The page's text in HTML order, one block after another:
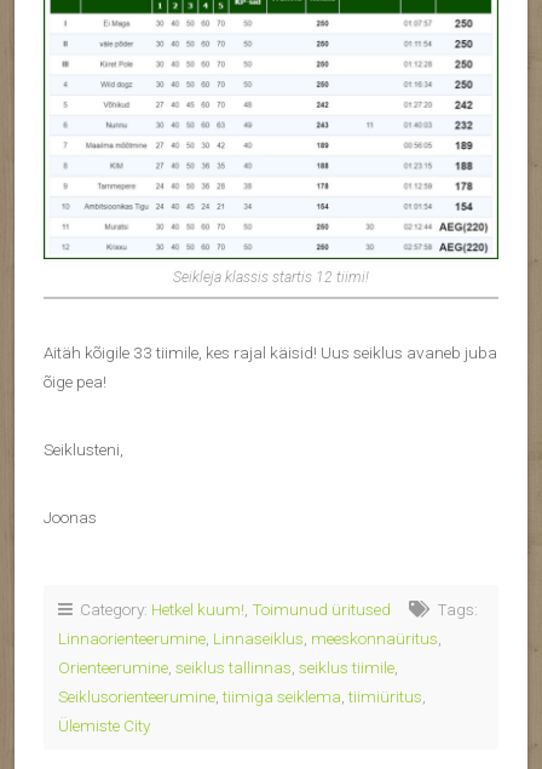
Seikleja klassis startis 12 tiimi!
Aitäh kõigile 33 tiimile, kes rajal käisid! Uus seiklus avaneb juba
õige pea!
Seiklusteni,
Joonas
Category: Hetkel kuum! Toimunud üritused
Tags:
Linnaorienteerumine Linnaseiklus meeskonnaüritus
Orienteerumine seiklus tallinnas seiklus tiimile
Seiklusorienteerumine ,tiimiga seiklema ,tiimiüritus
Ülemiste City